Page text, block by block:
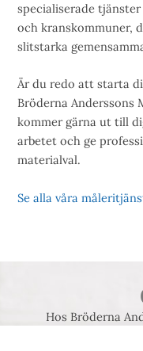
specialiserade
och kranskommuner,
slitstarka
Är du redo att starta
Bröderna
kommer gärna ut till
arbetet och ge
materialval.
Se alla våra
Hos Bröderna